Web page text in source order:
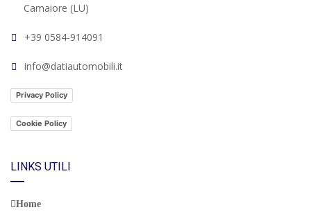
Camaiore (LU)
+39 0584-914091
info@datiautomobili.it
Privacy Policy
Cookie Policy
LINKS UTILI
Home